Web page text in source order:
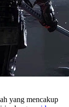
yang mencakup